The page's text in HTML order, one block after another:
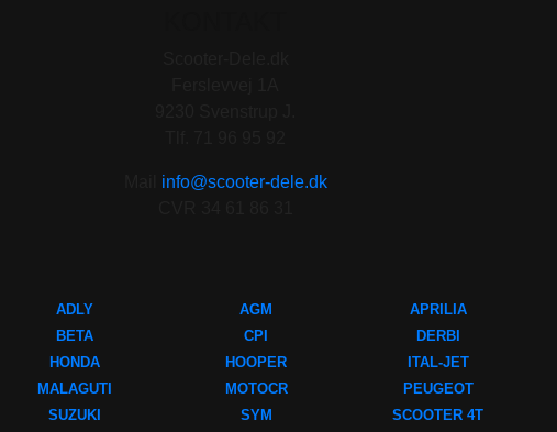
info@scooter-dele.dk
ADLY
BETA
HONDA
MALAGUTI
SUZUKI
AGM
CPI
HOOPER
MOTOCR
SYM
APRILIA
DERBI
ITAL-JET
PEUGEOT
SCOOTER 4T